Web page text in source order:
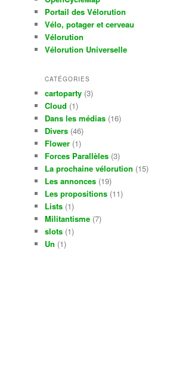
Portail des Vélorution
Vélo, potager et cerveau
Vélorution
Vélorution Universelle
CATÉGORIES
cartoparty (3)
Cloud (1)
Dans les médias (16)
Divers (46)
Flower (1)
Forces Parallèles (3)
La prochaine vélorution (15)
Les annonces (19)
Les propositions (11)
Lists (1)
Militantisme (7)
slots (1)
Un (1)